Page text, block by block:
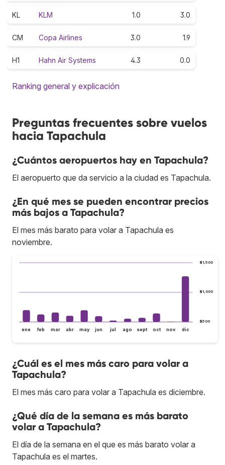
KL KLM 1.0 3.0
CM Copa Airlines 3.0 1.9
H1 Hahn Air Systems 4.3 0.0
Ranking general y explicación
Preguntas frecuentes sobre vuelos
hacia Tapachula
¿Cuántos aeropuertos hay en Tapachula?
El aeropuerto que da servicio a la ciudad es Tapachula.
¿En qué mes se pueden encontrar precios
más bajos a Tapachula?
El mes más barato para volar a Tapachula es
noviembre.
$500
$1,000
$1,500
ene feb mar abr may jun jul ago sept oct nov dic
¿Cuál es el mes más caro para volar a
Tapachula?
El mes más caro para volar a Tapachula es diciembre.
¿Qué día de la semana es más barato
volar a Tapachula?
El día de la semana en el que es más barato volar a
Tapachula es el martes.